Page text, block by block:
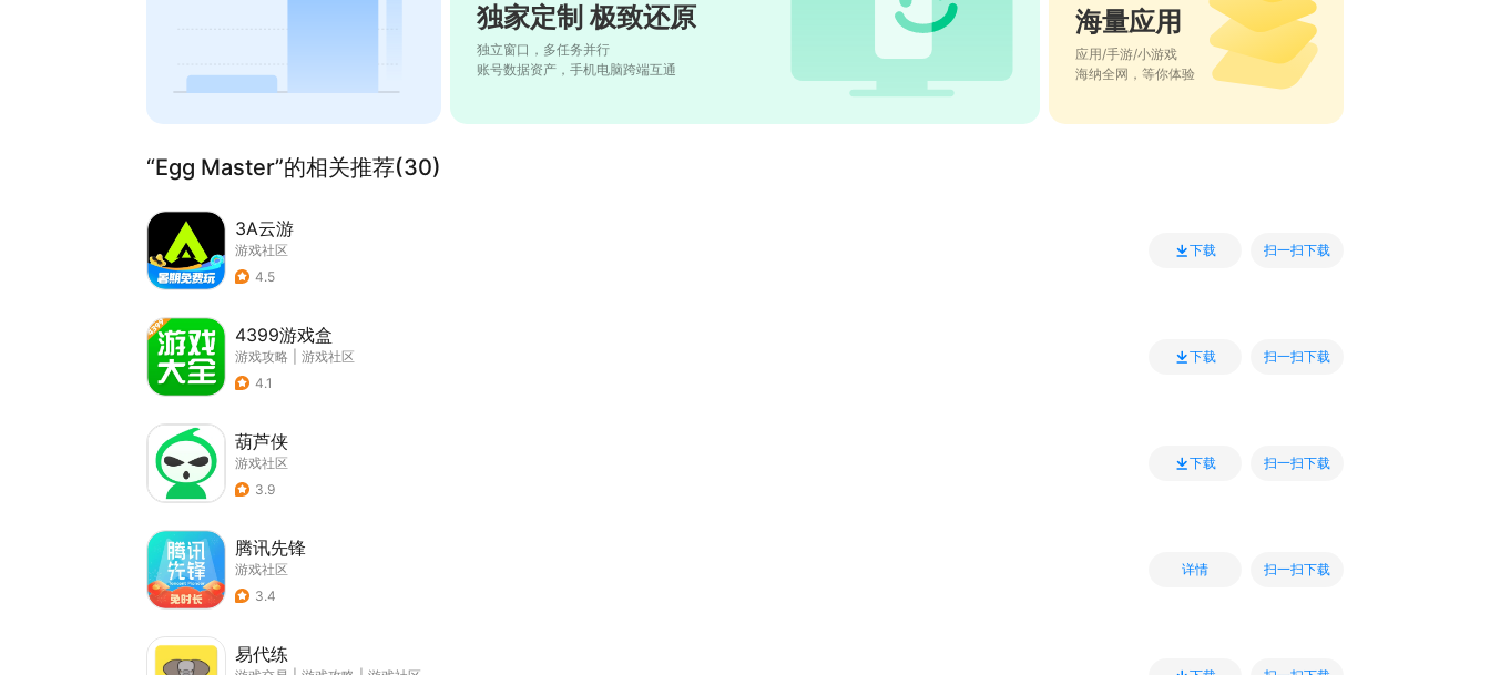
独家定制 极致还原
独立窗口，多任务并行
账号数据资产，手机电脑跨端互通
海量应用
应用/手游/小游戏
海纳全网，等你体验
“Egg Master”的相关推荐(30)
3A云游
游戏社区
4.5
下载 扫一扫下载
4399游戏盒
游戏攻略
游戏社区
4.1
下载 扫一扫下载
葫芦侠
游戏社区
3.9
下载 扫一扫下载
腾讯先锋
游戏社区
3.4
详情 扫一扫下载
易代练